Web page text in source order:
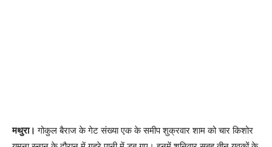
मथुरा। गोकुल बैराज के गेट संख्या एक के समीप शुक्रवार शाम को चार किशोर